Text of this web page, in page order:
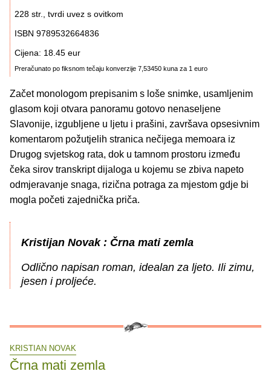
228 str., tvrdi uvez s ovitkom
ISBN 9789532664836
Cijena: 18.45 eur
Preračunato po fiksnom tečaju konverzije 7,53450 kuna za 1 euro
Začet monologom prepisanim s loše snimke, usamljenim
glasom koji otvara panoramu gotovo nenaseljene
Slavonije, izgubljene u ljetu i prašini, završava opsesivnim
komentarom požutjelih stranica nečijega memoara iz
Drugog svjetskog rata, dok u tamnom prostoru između
čeka sirov transkript dijaloga u kojemu se zbiva napeto
odmjeravanje snaga, rizična potraga za mjestom gdje bi
mogla početi zajednička priča.
Kristijan Novak : Črna mati zemla
Odlično napisan roman, idealan za ljeto. Ili zimu,
jesen i proljeće.
KRISTIAN NOVAK
Črna mati zemla